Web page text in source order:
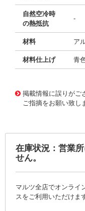
自然空冷時
の熱抵抗
-
材料 ア
材料仕上げ 青
掲載情報に誤りがご
ご指摘をお願い致し
在庫状況：営業
せん。
マルツ全店でオンライ
スをご利用いただけま